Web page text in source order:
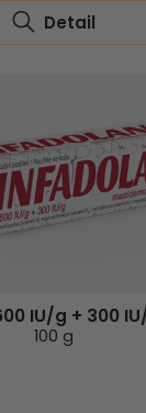
Detail
IU/g + 300
100 g